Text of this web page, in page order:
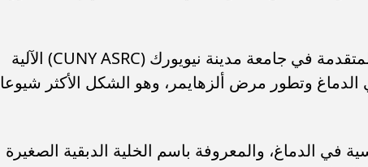
واكتشف الفريق من مركز أبحاث العلوم المتقدمة في جامعة مدينة نيويورك (CUNY ASRC) الآلية
الدماغ وتطور مرض ألزهايمر، وهو الشكل الأكثر شيوعا
في الدماغ، والمعروفة باسم الخلية الدبقية الصغيرة